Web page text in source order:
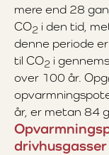
mere end 28
CO2 i den tid,
denne periode
til CO2 i
over 100 år.
år, er metan 84
drivhusgasser